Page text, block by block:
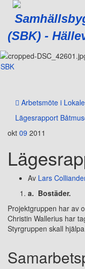
(SBK) -
SBK
Arbetsmöte i
Lägesrapport
okt 09 2011
Av Lars
a. Bostäder.
Projektgruppen har av
Christin Wallerius har
Styrgruppen skall